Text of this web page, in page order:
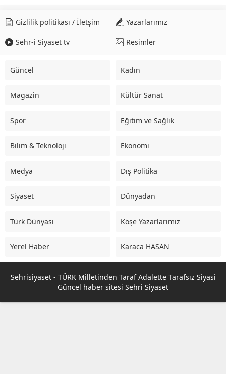
Gizlilik politikası / İletşim Yazarlarımız
Sehr-i Siyaset tv Resimler
Güncel Kadın
Magazin Kültür Sanat
Spor Eğitim ve Sağlık
Bilim & Teknoloji Ekonomi
Medya Dış Politika
Siyaset Dünyadan
Türk Dünyası Köşe Yazarlarımız
Yerel Haber Karaca HASAN
Sehrisiyaset - TÜRK Milletinden Taraf Adalette Tarafsız Siyasi
Güncel haber sitesi Sehri Siyaset